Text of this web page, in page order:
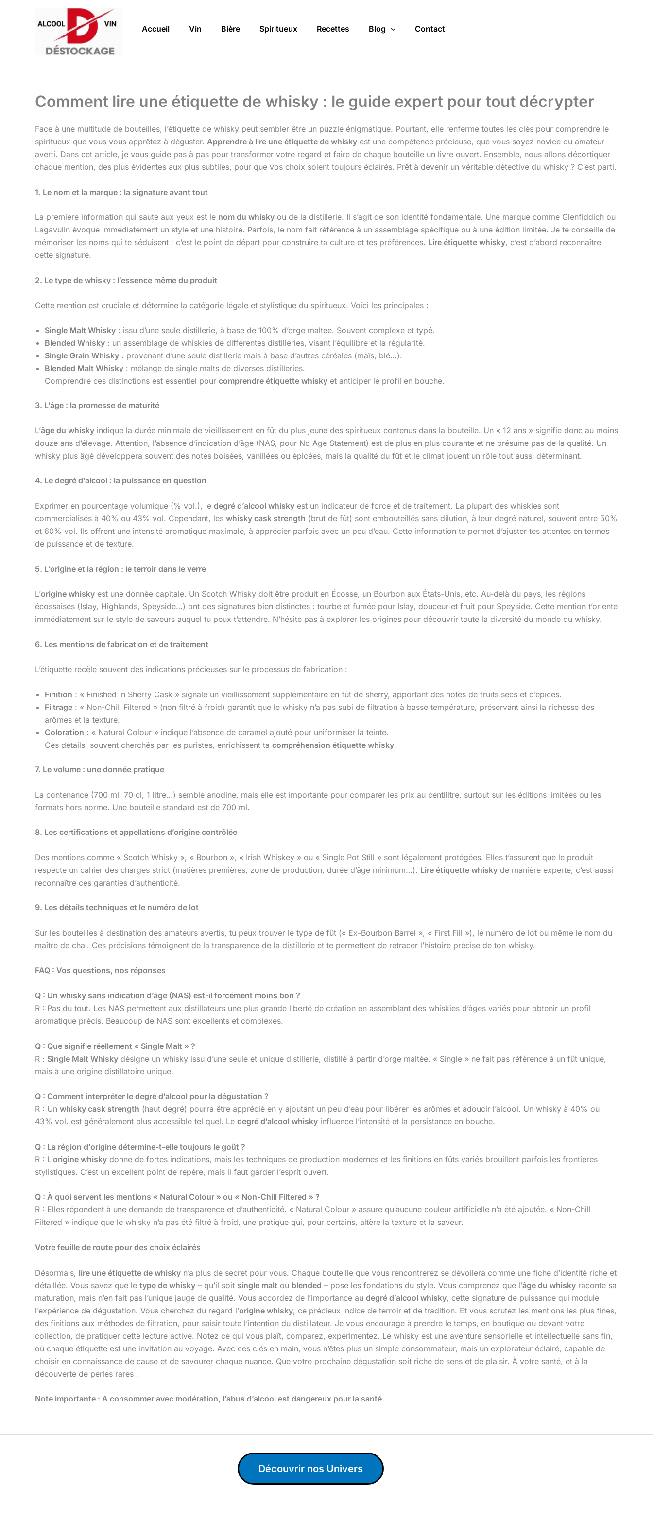
Accueil Vin Bière Spiritueux Recettes Blog Contact
Comment lire une étiquette de whisky : le guide expert pour tout décrypter
Face à une multitude de bouteilles, l’étiquette de whisky peut sembler être un puzzle énigmatique. Pourtant, elle renferme toutes les clés pour comprendre le
spiritueux que vous vous apprêtez à déguster. Apprendre à lire une étiquette de whisky est une compétence précieuse, que vous soyez novice ou amateur
averti. Dans cet article, je vous guide pas à pas pour transformer votre regard et faire de chaque bouteille un livre ouvert. Ensemble, nous allons décortiquer
chaque mention, des plus évidentes aux plus subtiles, pour que vos choix soient toujours éclairés. Prêt à devenir un véritable détective du whisky ? C’est parti.
1. Le nom et la marque : la signature avant tout
La première information qui saute aux yeux est le nom du whisky ou de la distillerie. Il s’agit de son identité fondamentale. Une marque comme Glenfiddich ou
Lagavulin évoque immédiatement un style et une histoire. Parfois, le nom fait référence à un assemblage spécifique ou à une édition limitée. Je te conseille de
mémoriser les noms qui te séduisent : c’est le point de départ pour construire ta culture et tes préférences. Lire étiquette whisky, c’est d’abord reconnaître
cette signature.
2. Le type de whisky : l’essence même du produit
Cette mention est cruciale et détermine la catégorie légale et stylistique du spiritueux. Voici les principales :
Single Malt Whisky : issu d’une seule distillerie, à base de 100% d’orge maltée. Souvent complexe et typé.
Blended Whisky : un assemblage de whiskies de différentes distilleries, visant l’équilibre et la régularité.
Single Grain Whisky : provenant d’une seule distillerie mais à base d’autres céréales (maïs, blé…).
Blended Malt Whisky : mélange de single malts de diverses distilleries.
Comprendre ces distinctions est essentiel pour comprendre étiquette whisky et anticiper le profil en bouche.
3. L’âge : la promesse de maturité
L’âge du whisky indique la durée minimale de vieillissement en fût du plus jeune des spiritueux contenus dans la bouteille. Un « 12 ans » signifie donc au moins
douze ans d’élevage. Attention, l’absence d’indication d’âge (NAS, pour No Age Statement) est de plus en plus courante et ne présume pas de la qualité. Un
whisky plus âgé développera souvent des notes boisées, vanillées ou épicées, mais la qualité du fût et le climat jouent un rôle tout aussi déterminant.
4. Le degré d’alcool : la puissance en question
Exprimer en pourcentage volumique (% vol.), le degré d’alcool whisky est un indicateur de force et de traitement. La plupart des whiskies sont
commercialisés à 40% ou 43% vol. Cependant, les whisky cask strength (brut de fût) sont embouteillés sans dilution, à leur degré naturel, souvent entre 50%
et 60% vol. Ils offrent une intensité aromatique maximale, à apprécier parfois avec un peu d’eau. Cette information te permet d’ajuster tes attentes en termes
de puissance et de texture.
5. L’origine et la région : le terroir dans le verre
L’origine whisky est une donnée capitale. Un Scotch Whisky doit être produit en Écosse, un Bourbon aux États-Unis, etc. Au-delà du pays, les régions
écossaises (Islay, Highlands, Speyside…) ont des signatures bien distinctes : tourbe et fumée pour Islay, douceur et fruit pour Speyside. Cette mention t’oriente
immédiatement sur le style de saveurs auquel tu peux t’attendre. N’hésite pas à explorer les origines pour découvrir toute la diversité du monde du whisky.
6. Les mentions de fabrication et de traitement
L’étiquette recèle souvent des indications précieuses sur le processus de fabrication :
Finition : « Finished in Sherry Cask » signale un vieillissement supplémentaire en fût de sherry, apportant des notes de fruits secs et d’épices.
Filtrage : « Non-Chill Filtered » (non filtré à froid) garantit que le whisky n’a pas subi de filtration à basse température, préservant ainsi la richesse des
arômes et la texture.
Coloration : « Natural Colour » indique l’absence de caramel ajouté pour uniformiser la teinte.
Ces détails, souvent cherchés par les puristes, enrichissent ta compréhension étiquette whisky.
7. Le volume : une donnée pratique
La contenance (700 ml, 70 cl, 1 litre…) semble anodine, mais elle est importante pour comparer les prix au centilitre, surtout sur les éditions limitées ou les
formats hors norme. Une bouteille standard est de 700 ml.
8. Les certifications et appellations d’origine contrôlée
Des mentions comme « Scotch Whisky », « Bourbon », « Irish Whiskey » ou « Single Pot Still » sont légalement protégées. Elles t’assurent que le produit
respecte un cahier des charges strict (matières premières, zone de production, durée d’âge minimum…). Lire étiquette whisky de manière experte, c’est aussi
reconnaître ces garanties d’authenticité.
9. Les détails techniques et le numéro de lot
Sur les bouteilles à destination des amateurs avertis, tu peux trouver le type de fût (« Ex-Bourbon Barrel », « First Fill »), le numéro de lot ou même le nom du
maître de chai. Ces précisions témoignent de la transparence de la distillerie et te permettent de retracer l’histoire précise de ton whisky.
FAQ : Vos questions, nos réponses
Q : Un whisky sans indication d’âge (NAS) est-il forcément moins bon ?
R : Pas du tout. Les NAS permettent aux distillateurs une plus grande liberté de création en assemblant des whiskies d’âges variés pour obtenir un profil
aromatique précis. Beaucoup de NAS sont excellents et complexes.
Q : Que signifie réellement « Single Malt » ?
R : Single Malt Whisky désigne un whisky issu d’une seule et unique distillerie, distillé à partir d’orge maltée. « Single » ne fait pas référence à un fût unique,
mais à une origine distillatoire unique.
Q : Comment interpréter le degré d’alcool pour la dégustation ?
R : Un whisky cask strength (haut degré) pourra être apprécié en y ajoutant un peu d’eau pour libérer les arômes et adoucir l’alcool. Un whisky à 40% ou
43% vol. est généralement plus accessible tel quel. Le degré d’alcool whisky influence l’intensité et la persistance en bouche.
Q : La région d’origine détermine-t-elle toujours le goût ?
R : L’origine whisky donne de fortes indications, mais les techniques de production modernes et les finitions en fûts variés brouillent parfois les frontières
stylistiques. C’est un excellent point de repère, mais il faut garder l’esprit ouvert.
Q : À quoi servent les mentions « Natural Colour » ou « Non-Chill Filtered » ?
R : Elles répondent à une demande de transparence et d’authenticité. « Natural Colour » assure qu’aucune couleur artificielle n’a été ajoutée. « Non-Chill
Filtered » indique que le whisky n’a pas été filtré à froid, une pratique qui, pour certains, altère la texture et la saveur.
Votre feuille de route pour des choix éclairés
Désormais, lire une étiquette de whisky n’a plus de secret pour vous. Chaque bouteille que vous rencontrerez se dévoilera comme une fiche d’identité riche et
détaillée. Vous savez que le type de whisky – qu’il soit single malt ou blended – pose les fondations du style. Vous comprenez que l’âge du whisky raconte sa
maturation, mais n’en fait pas l’unique jauge de qualité. Vous accordez de l’importance au degré d’alcool whisky, cette signature de puissance qui module
l’expérience de dégustation. Vous cherchez du regard l’origine whisky, ce précieux indice de terroir et de tradition. Et vous scrutez les mentions les plus fines,
des finitions aux méthodes de filtration, pour saisir toute l’intention du distillateur. Je vous encourage à prendre le temps, en boutique ou devant votre
collection, de pratiquer cette lecture active. Notez ce qui vous plaît, comparez, expérimentez. Le whisky est une aventure sensorielle et intellectuelle sans fin,
où chaque étiquette est une invitation au voyage. Avec ces clés en main, vous n’êtes plus un simple consommateur, mais un explorateur éclairé, capable de
choisir en connaissance de cause et de savourer chaque nuance. Que votre prochaine dégustation soit riche de sens et de plaisir. À votre santé, et à la
découverte de perles rares !
Note importante : A consommer avec modération, l’abus d’alcool est dangereux pour la santé.
Découvrir nos Univers